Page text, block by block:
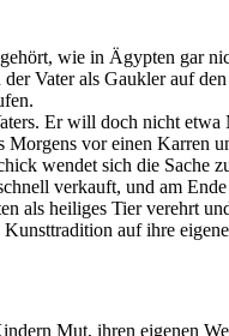
wie in Ägypten gar
Vater als Gaukler auf
Er will doch nicht
Morgens vor einen Karren
wendet sich die Sache
verkauft, und am
als heiliges Tier verehrt
auf ihre
Mut, ihren eigenen